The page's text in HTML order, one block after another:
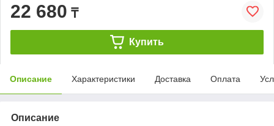
22 680 ₸
Купить
Описание Характеристики Доставка Оплата
Описание